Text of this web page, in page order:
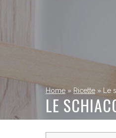
Home » Ricette »
LE